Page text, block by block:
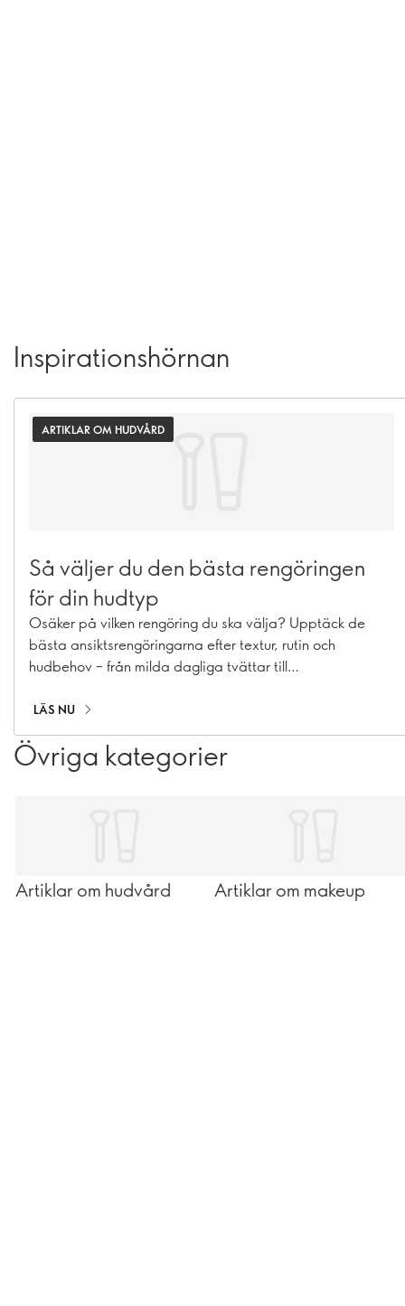
Inspirationshörnan
ARTIKLAR OM HUDVÅRD
Så väljer du den bästa rengöringen
för din hudtyp
Osäker på vilken rengöring du ska välja? Upptäck de
bästa ansiktsrengöringarna efter textur, rutin och
hudbehov – från milda dagliga tvättar till
LÄS NU
Övriga kategorier
Artiklar om hudvård Artiklar om makeup